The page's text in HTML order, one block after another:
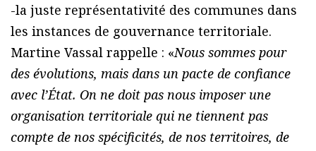
-la juste représentativité des communes dans
les instances de gouvernance territoriale.
Martine Vassal rappelle : «Nous sommes pour
des évolutions, mais dans un pacte de confiance
avec l’État. On ne doit pas nous imposer une
organisation territoriale qui ne tiennent pas
compte de nos spécificités, de nos territoires, de